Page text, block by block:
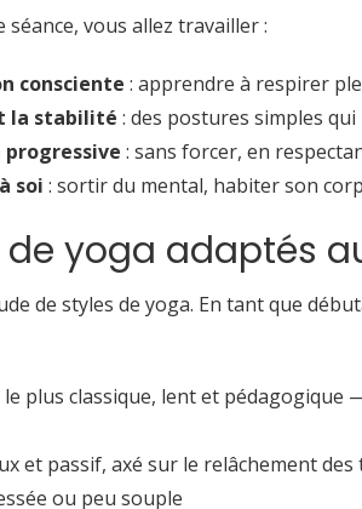
vous allez travailler :
consciente : apprendre à respirer
la stabilité : des postures simples
progressive : sans forcer, en
soi : sortir du mental, habiter son
de yoga adaptés
de styles de yoga. En tant que
le plus classique, lent et
et passif, axé sur le relâchement
ou peu souple